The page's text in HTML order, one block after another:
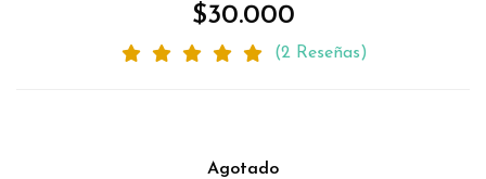
$30.000
(2 Reseñas)
Agotado